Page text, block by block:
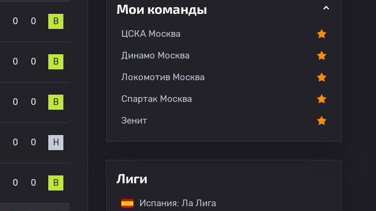
0 0 В
0 0 В
0 0 В
0 0 Н
0 0 В
Мои команды
ЦСКА Москва
Динамо Москва
Локомотив Москва
Спартак Москва
Зенит
Лиги
Испания: Ла Лига